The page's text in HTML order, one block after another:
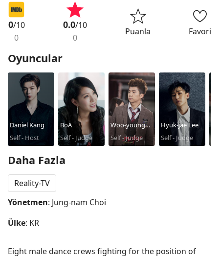
0/10
0
0.0/10
0
Puanla Favori
Oyuncular
Daniel Kang
Self - Host
BoA
Self - Judge
Woo-young
Jang
Self - Judge
Hyuk-jae Lee
Self - Judge
Daha Fazla
Reality-TV
Yönetmen: Jung-nam Choi
Ülke: KR
Eight male dance crews fighting for the position of